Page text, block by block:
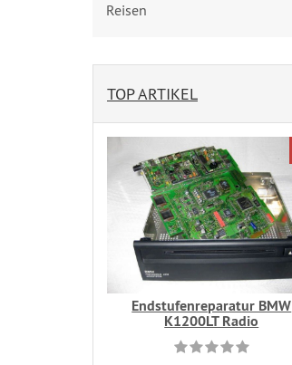
Reisen
TOP ARTIKEL
Endstufenreparatur BMW
K1200LT Radio